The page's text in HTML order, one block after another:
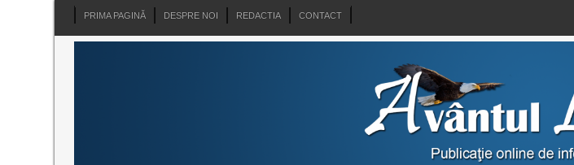
PRIMA PAGINĂ DESPRE NOI REDACTIA CONTACT